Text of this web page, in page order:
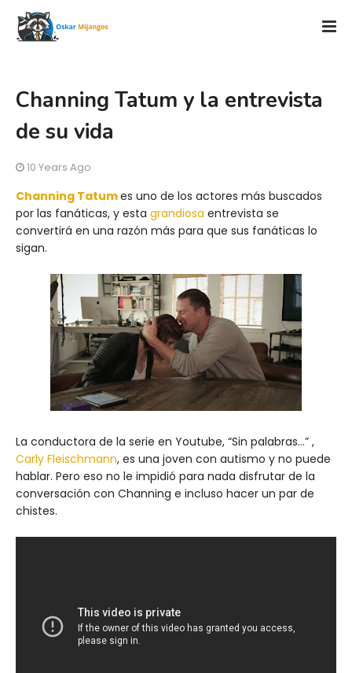
Channing Tatum y la entrevista
de su vida
10 Years Ago
Channing Tatumes uno de los actores más buscados
por las fanáticas, y esta grandiosa entrevista se
convertirá en una razón más para que sus fanáticas lo
sigan.
La conductora de la serie en Youtube, “Sin palabras…” ,
Carly Fleischmann, es una joven con autismo y no puede
hablar. Pero eso no le impidió para nada disfrutar de la
conversación con Channing e incluso hacer un par de
chistes.